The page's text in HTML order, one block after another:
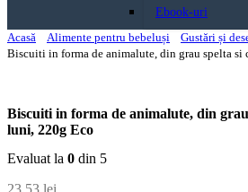
Ebook-uri
Acasă
Alimente pentru bebeluși
Gustări și
Biscuiti in forma de animalute, din grau spelta si
Biscuiti in forma de animalute, din grau
luni, 220g Eco
Evaluat la 0 din 5
23,53 lei